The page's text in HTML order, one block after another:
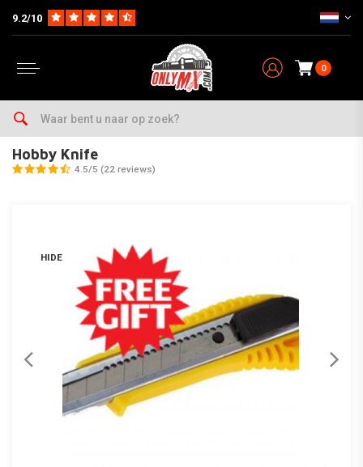
9.2/10
0
Home
Hobby Knife
4.5/5 (22 reviews)
HIDE